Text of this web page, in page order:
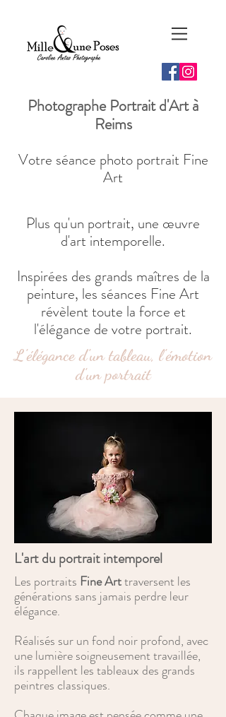
Photographe Portrait d'Art à
Reims
Votre séance photo portrait Fine
Art
Plus qu'un portrait, une œuvre
d'art intemporelle.
Inspirées des grands maîtres de la
peinture, les séances Fine Art
révèlent toute la force et
l'élégance de votre portrait.
L'élégance d'un tableau, l'émotion
d'un portrait
L'art du portrait intemporel
Les portraits Fine Arttraversent les
générations sans jamais perdre leur
élégance.
Réalisés sur un fond noir profond, avec
une lumière soigneusement travaillée,
ils rappellent les tableaux des grands
peintres classiques.